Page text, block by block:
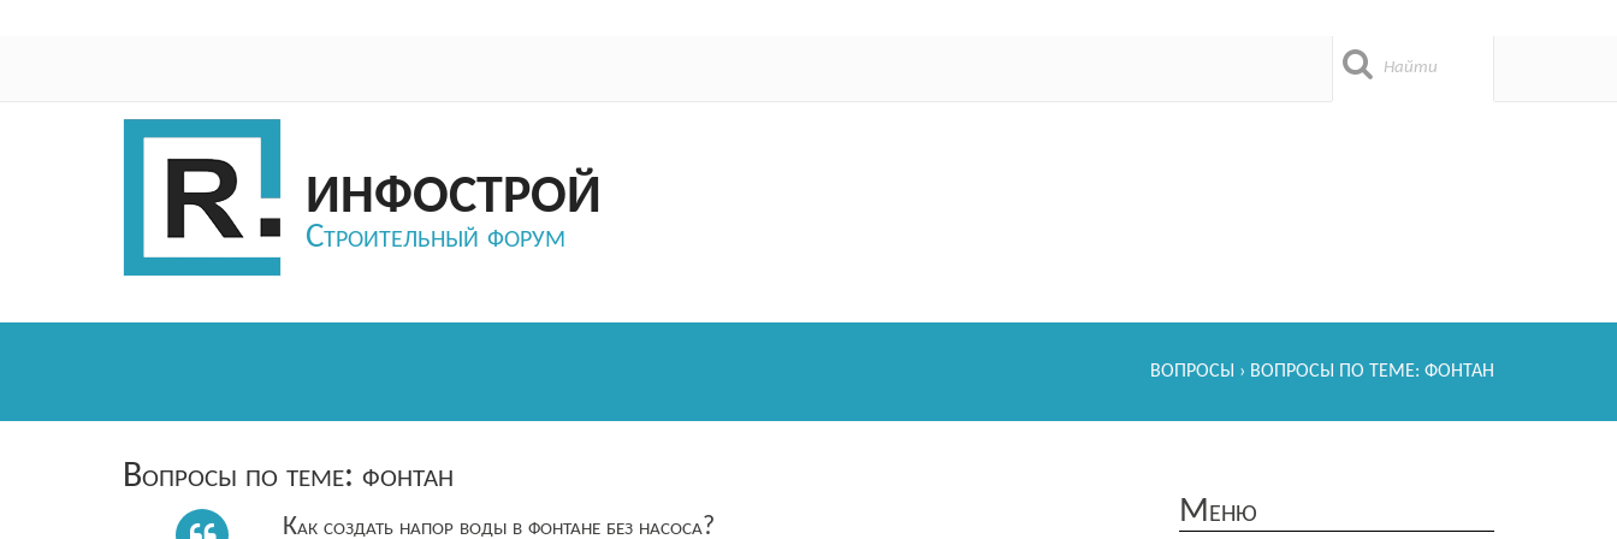
ИНФОСТРОЙ
Строительный форум
ВОПРОСЫ › ВОПРОСЫ ПО ТЕМЕ: ФОНТАН
Вопросы по теме: фонтан
Как создать напор воды в фонтане без насоса? Меню